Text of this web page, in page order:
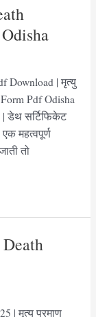
Download | मृत्यु
Pdf Odisha
| डेथ सर्टिफिकेट
महत्वपूर्ण
तो
Death
| मृत्यु प्रमाण